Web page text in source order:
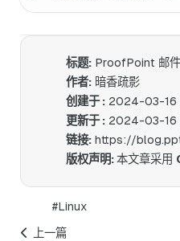
标题: ProofPoint 邮
作者: 暗香疏影
创建于 : 2024-03-
更新于 : 2024-03-
链接: https://blog.pptcar.com/2024/03/16/
版权声明:本文章采用
#Linux
上一篇